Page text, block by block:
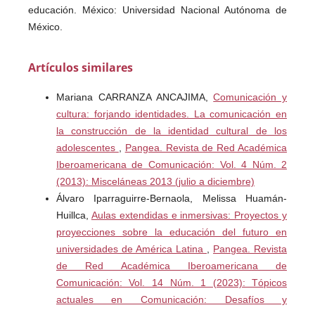
educación. México: Universidad Nacional Autónoma de
México.
teoría del conocimiento, en Hoyos, C. (Coord.). (1997).
Epistemología y objeto pedagógico ¿Es la pedagogía una
ciencia?. México: Plaza y Valdés.
Domínguez, S. (2007). El objeto de estudio en la
investigación. Diversas aproximaciones. Revista
Educación y Desarrollo No. 7. Guadalajara, octubre-
diciembre de 2007.
Galindo, J. Comunicología y sociedad de la información:
Exploración de un lugar común desde la Ciencia de la
Comunicación, en Revista Global Media Journal en
español No. 11. Monterrey, otoño de 2009.
Garza, A. (2004). Manual de Técnicas de Investigación
Artículos similares
Mariana CARRANZA ANCAJIMA,Comunicación y
cultura: forjando identidades. La comunicación en
la construcción de la identidad cultural de los
adolescentes
Pangea. Revista de Red Académica
Iberoamericana de Comunicación: Vol. 4 Núm. 2
(2013): Misceláneas 2013 (julio a diciembre)
Álvaro Iparraguirre-Bernaola, Melissa Huamán-
Huillca, Aulas extendidas e inmersivas: Proyectos y
proyecciones sobre la educación del futuro en
universidades de América Latina
Pangea. Revista
de Red Académica Iberoamericana de
Comunicación: Vol. 14 Núm. 1 (2023): Tópicos
actuales en Comunicación: Desafíos y